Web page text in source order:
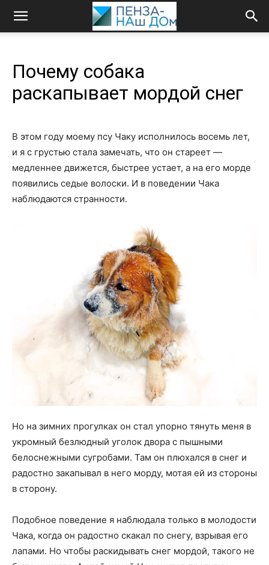
Почему собака
раскапывает мордой снег
В этом году моему псу Чаку исполнилось восемь лет,
и я с грустью стала замечать, что он стареет —
медленнее движется, быстрее устает, а на его морде
появились седые волоски. И в поведении Чака
наблюдаются странности.
Но на зимних прогулках он стал упорно тянуть меня в
укромный безлюдный уголок двора с пышными
белоснежными сугробами. Там он плюхался в снег и
радостно закапывал в него морду, мотая ей из стороны
в сторону.
Подобное поведение я наблюдала только в молодости
Чака, когда он радостно скакал по снегу, взрывая его
лапами. Но чтобы раскидывать снег мордой, такого не